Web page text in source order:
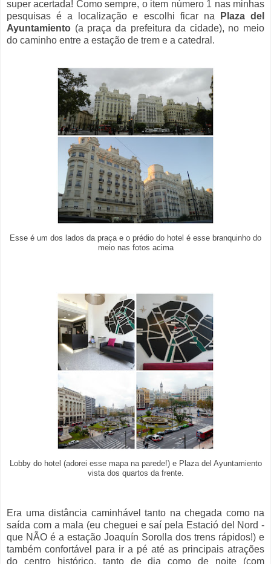
super acertada! Como sempre, o item número 1 nas minhas
pesquisas é a localização e escolhi ficar na
Plaza del
Ayuntamiento (a praça da prefeitura da cidade), no meio
do caminho entre a estação de trem e a catedral.
Esse é um dos lados da praça e o prédio do hotel é esse branquinho do
meio nas fotos acima
Lobby do hotel (adorei esse mapa na parede!) e Plaza del Ayuntamiento
vista dos quartos da frente.
Era uma distância caminhável tanto na chegada como na
saída com a mala (eu cheguei e saí pela Estació del Nord -
que NÃO é a estação Joaquín Sorolla dos trens rápidos!) e
também confortável para ir a pé até as principais atrações
do centro histórico, tanto de dia como de noite (com